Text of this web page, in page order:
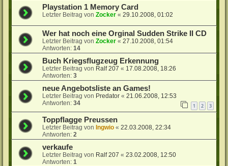
Playstation 1 Memory Card
Letzter Beitrag vonZocker «29.10.2008, 01:02
Wer hat noch eine Orginal Sudden Strike II CD
Letzter Beitrag vonZocker «27.10.2008, 01:54
Antworten:14
Buch Kriegsflugzeug Erkennung
Letzter Beitrag von Ralf 207 « 17.08.2008, 18:26
Antworten:3
neue Angebotsliste an Games!
Letzter Beitrag von Predator «21.06.2008, 12:53
Antworten:34 1 2 3
Toppflagge Preussen
Letzter Beitrag von Ingwio «22.03.2008, 22:34
Antworten:2
verkaufe
Letzter Beitrag von Ralf 207 «23.02.2008, 12:50
Antworten:1